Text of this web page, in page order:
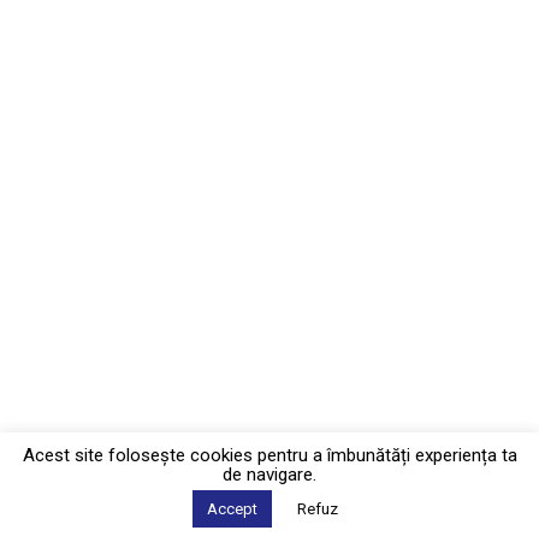
Acest site foloseşte cookies pentru a îmbunătăți experiența ta
de navigare.
Accept Refuz